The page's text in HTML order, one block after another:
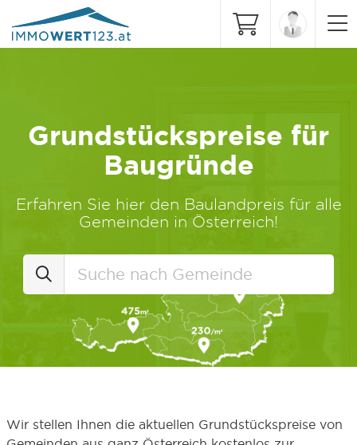
Grundstückspreise für
Baugründe
Erfahren Sie hier den Baulandpreis für alle
Gemeinden in Österreich!
Wir stellen Ihnen die aktuellen Grundstückspreise von